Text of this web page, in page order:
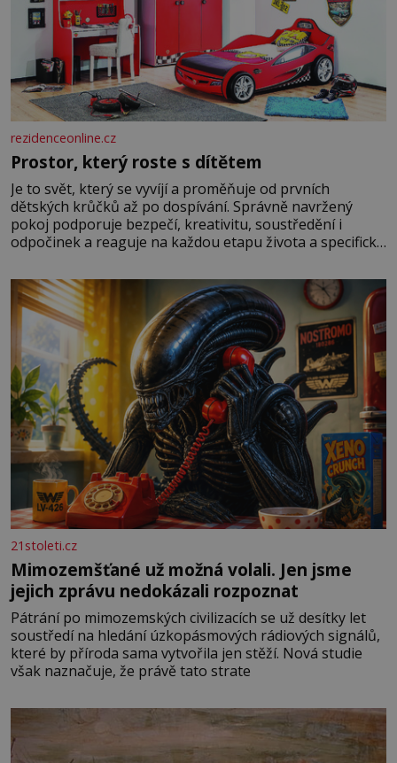
rezidenceonline.cz
Prostor, který roste s dítětem
Je to svět, který se vyvíjí a proměňuje od prvních
dětských krůčků až po dospívání. Správně navržený
pokoj podporuje bezpečí, kreativitu, soustředění i
odpočinek a reaguje na každou etapu života a specifické
měkkost a bezpečí, proto by pokoj miminka měl působit
především klidně a útulně. Předškolní věk je
21stoleti.cz
Mimozemšťané už možná volali. Jen jsme
jejich zprávu nedokázali rozpoznat
Pátrání po mimozemských civilizacích se už desítky let
soustředí na hledání úzkopásmových rádiových signálů,
které by příroda sama vytvořila jen stěží. Nová studie
však naznačuje, že právě tato strate